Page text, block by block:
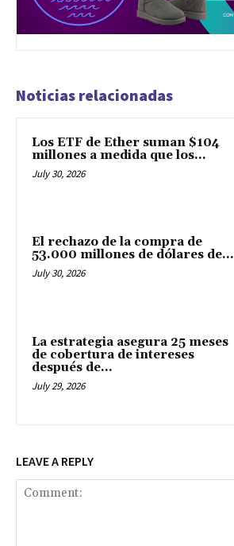
Noticias relacionadas
Los ETF de Ether suman $104
millones a medida que los...
July 30, 2026
El rechazo de la compra de
53.000 millones de dólares de...
July 30, 2026
La estrategia asegura 25 meses
de cobertura de intereses
después de...
July 29, 2026
LEAVE A REPLY